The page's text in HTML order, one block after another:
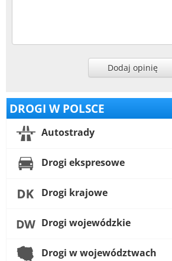
Dodaj opinię
DROGI W POLSCE
Autostrady
Drogi ekspresowe
Drogi krajowe
Drogi wojewódzkie
Drogi w województwach